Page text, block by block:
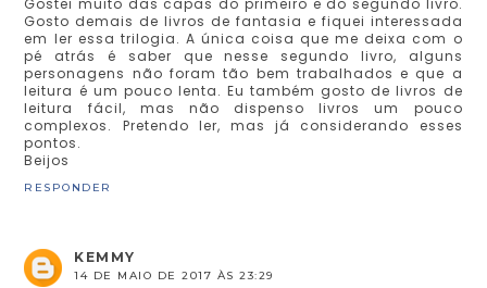
Gosto demais de livros de fantasia e fiquei interessada
em ler essa trilogia. A única coisa que me deixa com o
pé atrás é saber que nesse segundo livro, alguns
personagens não foram tão bem trabalhados e que a
leitura é um pouco lenta. Eu também gosto de livros de
leitura fácil, mas não dispenso livros um pouco
complexos. Pretendo ler, mas já considerando esses
pontos.
Beijos
RESPONDER
KEMMY
14 DE MAIO DE 2017 ÀS 23:29